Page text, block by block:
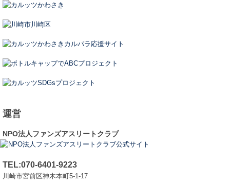
運営
NPO法人ファンズアスリートクラブ
TEL:070-6401-9223
川崎市宮前区神木本町5-1-17